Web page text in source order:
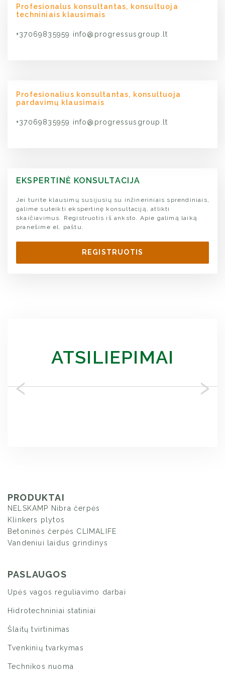
Profesionalus konsultantas, konsultuoja
techniniais klausimais
+37069835959 info@progressusgroup.lt
Profesionalius konsultantas, konsultuoja
pardavimų klausimais
+37069835959 info@progressusgroup.lt
EKSPERTINĖ KONSULTACIJA
Jei turite klausimų susijusių su inžineriniais sprendiniais,
galime suteikti ekspertinę konsultaciją, atlikti
skaičiavimus. Registruotis iš anksto. Apie galimą laiką
pranešime el. paštu.
REGISTRUOTIS
ATSILIEPIMAI
‹ ›
PRODUKTAI
NELSKAMP Nibra čerpės
Klinkers plytos
Betoninės čerpės CLIMALIFE
Vandeniui laidus grindinys
PASLAUGOS
Upės vagos reguliavimo darbai
Hidrotechniniai statiniai
Šlaitų tvirtinimas
Tvenkinių tvarkymas
Technikos nuoma